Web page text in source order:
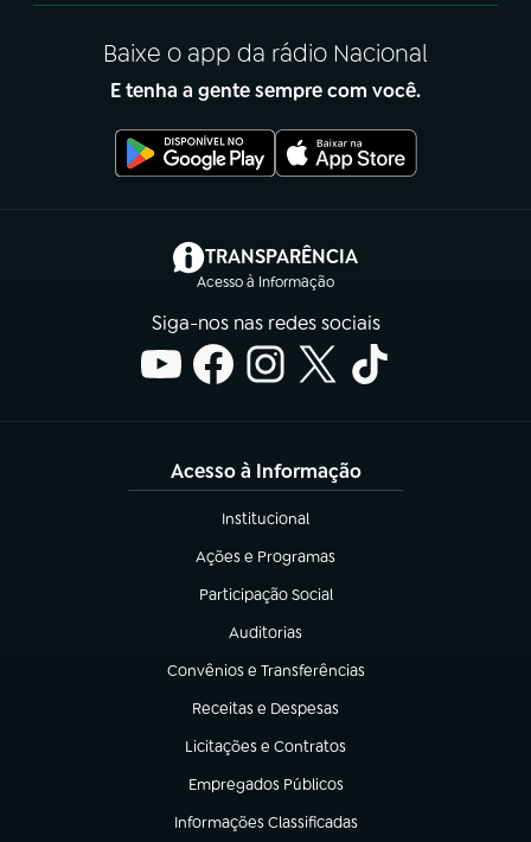
Baixe o app da rádio Nacional
E tenha a gente sempre com você.
TRANSPARÊNCIA
Acesso à Informação
(abre em nova aba)
Siga-nos nas redes sociais
Acesso à Informação
Institucional
(abre em nova aba)
Ações e Programas
(abre em nova aba)
Participação Social
(abre em nova aba)
Auditorias
(abre em nova aba)
Convênios e Transferências
(abre em nova aba)
Receitas e Despesas
(abre em nova aba)
Licitações e Contratos
(abre em nova aba)
Empregados Públicos
(abre em nova aba)
Informações Classificadas
(abre em nova aba)